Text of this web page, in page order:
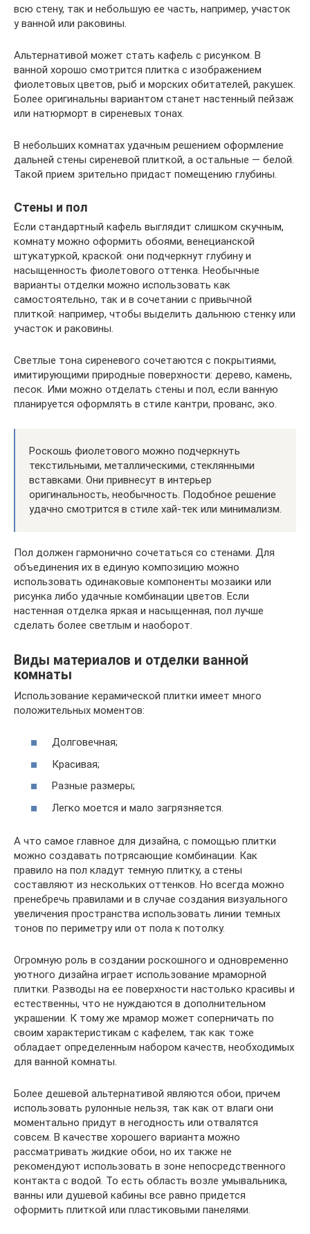
всю стену, так и небольшую ее часть, например, участок
у ванной или раковины.
Альтернативой может стать кафель с рисунком. В
ванной хорошо смотрится плитка с изображением
фиолетовых цветов, рыб и морских обитателей, ракушек.
Более оригинальны вариантом станет настенный пейзаж
или натюрморт в сиреневых тонах.
В небольших комнатах удачным решением оформление
дальней стены сиреневой плиткой, а остальные — белой.
Такой прием зрительно придаст помещению глубины.
Стены и пол
Если стандартный кафель выглядит слишком скучным,
комнату можно оформить обоями, венецианской
штукатуркой, краской: они подчеркнут глубину и
насыщенность фиолетового оттенка. Необычные
варианты отделки можно использовать как
самостоятельно, так и в сочетании с привычной
плиткой: например, чтобы выделить дальнюю стенку или
участок и раковины.
Светлые тона сиреневого сочетаются с покрытиями,
имитирующими природные поверхности: дерево, камень,
песок. Ими можно отделать стены и пол, если ванную
планируется оформлять в стиле кантри, прованс, эко.
Роскошь фиолетового можно подчеркнуть
текстильными, металлическими, стеклянными
вставками. Они привнесут в интерьер
оригинальность, необычность. Подобное решение
удачно смотрится в стиле хай-тек или минимализм.
Пол должен гармонично сочетаться со стенами. Для
объединения их в единую композицию можно
использовать одинаковые компоненты мозаики или
рисунка либо удачные комбинации цветов. Если
настенная отделка яркая и насыщенная, пол лучше
сделать более светлым и наоборот.
Виды материалов и отделки ванной
комнаты
Использование керамической плитки имеет много
положительных моментов:
Долговечная;
Красивая;
Разные размеры;
Легко моется и мало загрязняется.
А что самое главное для дизайна, с помощью плитки
можно создавать потрясающие комбинации. Как
правило на пол кладут темную плитку, а стены
составляют из нескольких оттенков. Но всегда можно
пренебречь правилами и в случае создания визуального
увеличения пространства использовать линии темных
тонов по периметру или от пола к потолку.
Огромную роль в создании роскошного и одновременно
уютного дизайна играет использование мраморной
плитки. Разводы на ее поверхности настолько красивы и
естественны, что не нуждаются в дополнительном
украшении. К тому же мрамор может соперничать по
своим характеристикам с кафелем, так как тоже
обладает определенным набором качеств, необходимых
для ванной комнаты.
Более дешевой альтернативой являются обои, причем
использовать рулонные нельзя, так как от влаги они
моментально придут в негодность или отвалятся
совсем. В качестве хорошего варианта можно
рассматривать жидкие обои, но их также не
рекомендуют использовать в зоне непосредственного
контакта с водой. То есть область возле умывальника,
ванны или душевой кабины все равно придется
оформить плиткой или пластиковыми панелями.